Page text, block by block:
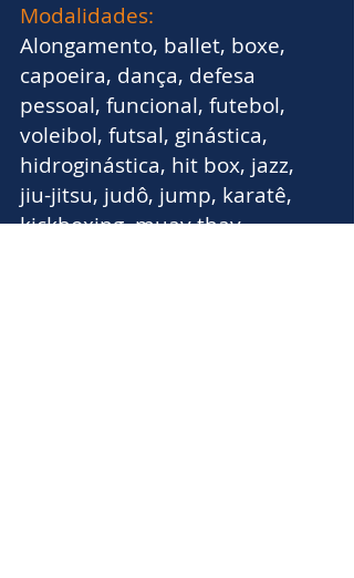
Modalidades:
Alongamento, ballet, boxe,
capoeira, dança, defesa
pessoal, funcional, futebol,
voleibol, futsal, ginástica,
hidroginástica, hit box, jazz,
jiu-jitsu, judô, jump, karatê,
kickboxing, muay thay,